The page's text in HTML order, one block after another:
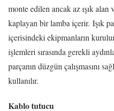
monte edilen ancak az ışık
kaplayan bir lamba içerir. Işık
içerisindeki ekipmanların
işlemleri sırasında gerekli
parçanın düzgün çalışmasını
kullanılır.
Kablo tutucu